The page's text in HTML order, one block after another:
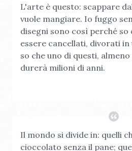
L'arte è questo: scappare
vuole mangiare. Io fuggo
disegni sono così perché so
essere cancellati, divorati
so che uno di questi,
durerà milioni di anni.
Il mondo si divide in: quelli
cioccolato senza il pane;